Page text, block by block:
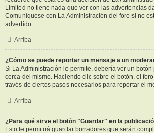
Limited no tiene nada que ver con las advertencias
Comuníquese con La Administración del foro si no
advertido.
Arriba
¿Cómo se puede reportar un mensaje a un
Si La Administración lo permite, debería ver un
cerca del mismo. Haciendo clic sobre el botón, el
través de ciertos pasos necesarios para reportar el
Arriba
¿Para qué sirve el botón "Guardar" en la
Esto le permitirá guardar borradores que serán